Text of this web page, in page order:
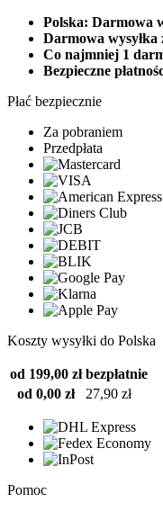
Polska: Darmowa
Darmowa wysyłka
Co najmniej 1
Bezpieczne
Płać bezpiecznie
Za pobraniem
Przedpłata
Koszty wysyłki do Polska
od 199,00 zł bezpłatnie
od 0,00 zł
27,90 zł
Pomoc